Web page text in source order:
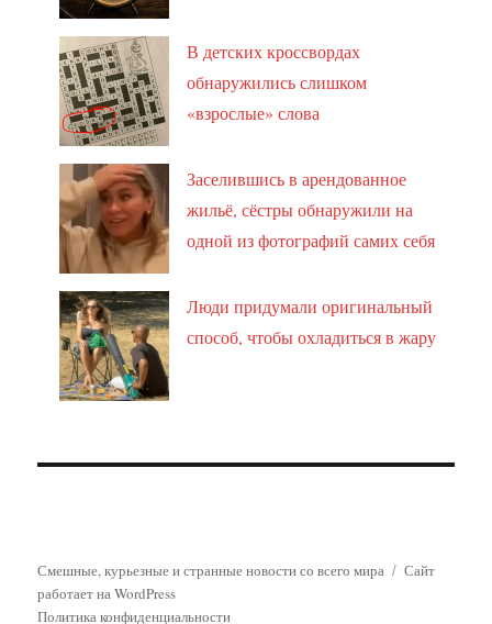
В детских кроссвордах
обнаружились слишком
«взрослые» слова
Заселившись в арендованное
жильё, сёстры обнаружили на
одной из фотографий самих себя
Люди придумали оригинальный
способ, чтобы охладиться в жару
Смешные, курьезные и странные новости со всего мира
Сайт
работает на WordPress
Политика конфиденциальности